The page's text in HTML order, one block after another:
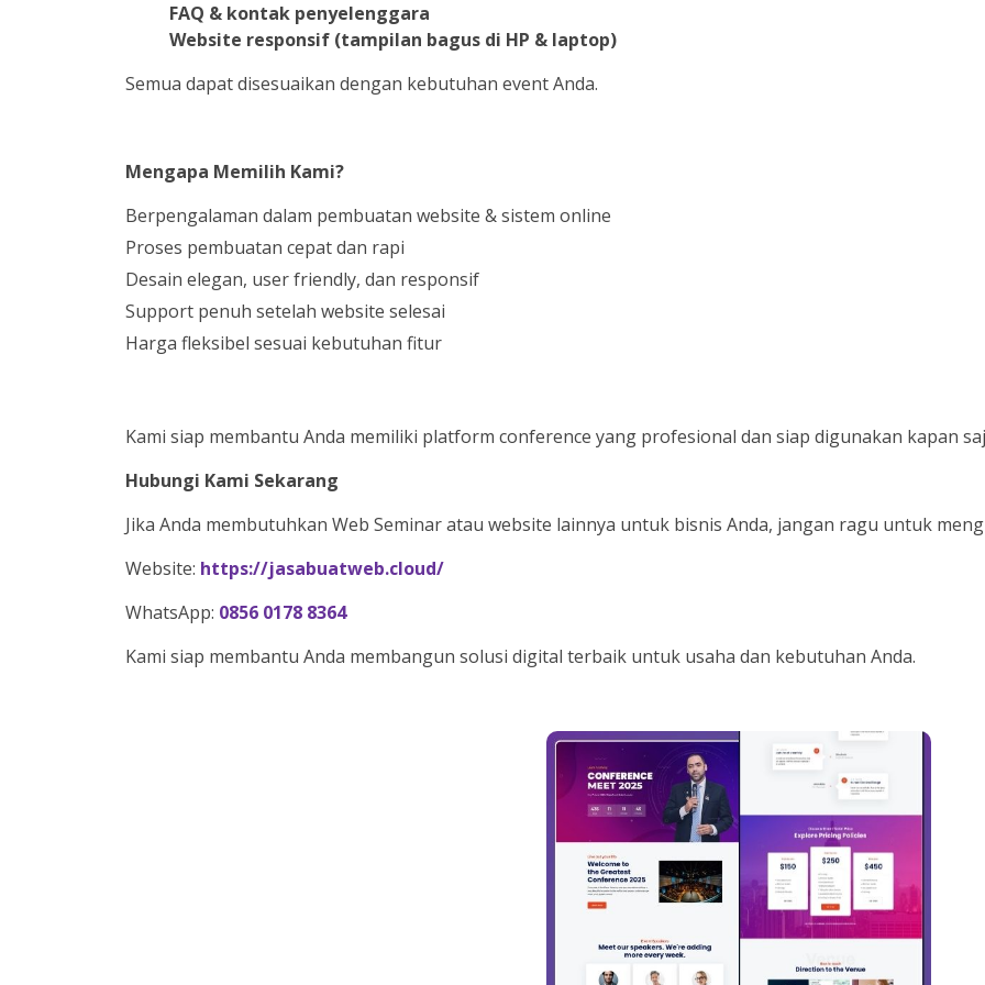
FAQ & kontak penyelenggara
Website responsif (tampilan bagus di HP & laptop)
Semua dapat disesuaikan dengan kebutuhan event Anda.
Mengapa Memilih Kami?
Berpengalaman dalam pembuatan website & sistem online
Proses pembuatan cepat dan rapi
Desain elegan, user friendly, dan responsif
Support penuh setelah website selesai
Harga fleksibel sesuai kebutuhan fitur
Kami siap membantu Anda memiliki platform conference yang profesional dan siap digunakan kapan
Hubungi Kami Sekarang
Jika Anda membutuhkan Web Seminar atau website lainnya untuk bisnis Anda, jangan ragu untuk
Website: https://jasabuatweb.cloud/
WhatsApp: 0856 0178 8364
Kami siap membantu Anda membangun solusi digital terbaik untuk usaha dan kebutuhan Anda.